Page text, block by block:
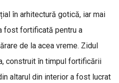
în arhitectură gotică, iar mai
fost fortificată pentru a
de la acea vreme. Zidul
construit în timpul fortificării
altarul din interior a fost lucrat